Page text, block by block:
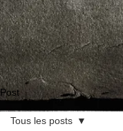
Post
Tous les posts